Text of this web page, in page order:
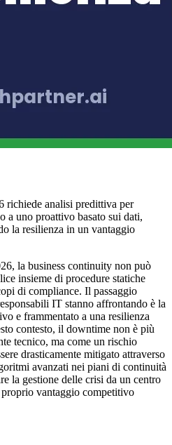
richiede analisi predittiva per
a uno proattivo basato sui dati,
la resilienza in un vantaggio
la business continuity non può
insieme di procedure statiche
di compliance. Il passaggio
IT stanno affrontando è la
e frammentato a una resilienza
contesto, il downtime non è più
tecnico, ma come un rischio
drasticamente mitigato attraverso
avanzati nei piani di continuità
la gestione delle crisi da un centro
vantaggio competitivo